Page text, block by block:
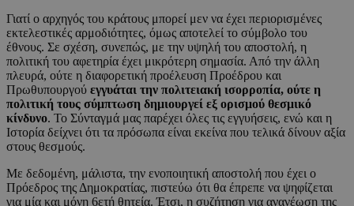
Γιατί ο αρχηγός του κράτους μπορεί μεν να έχει περιορισμένες
εκτελεστικές αρμοδιότητες, όμως αποτελεί το σύμβολο του
έθνους. Σε σχέση, συνεπώς, με την υψηλή του αποστολή, η
πολιτική του αφετηρία έχει μικρότερη σημασία. Από την άλλη
πλευρά, ούτε η διαφορετική προέλευση Προέδρου και
Πρωθυπουργού εγγυάται την πολιτειακή ισορροπία, ούτε η
πολιτική τους σύμπτωση δημιουργεί εξ ορισμού θεσμικό
κίνδυνο. Το Σύνταγμά μας παρέχει όλες τις εγγυήσεις, ενώ και η
Ιστορία δείχνει ότι τα πρόσωπα είναι εκείνα που τελικά δίνουν αξία
στους θεσμούς.
Με δεδομένη, μάλιστα, την ενοποιητική αποστολή που έχει ο
Πρόεδρος της Δημοκρατίας, πιστεύω ότι θα έπρεπε να ψηφίζεται
για μία και μόνη 6ετή θητεία. Έτσι, η συζήτηση για ανανέωση της